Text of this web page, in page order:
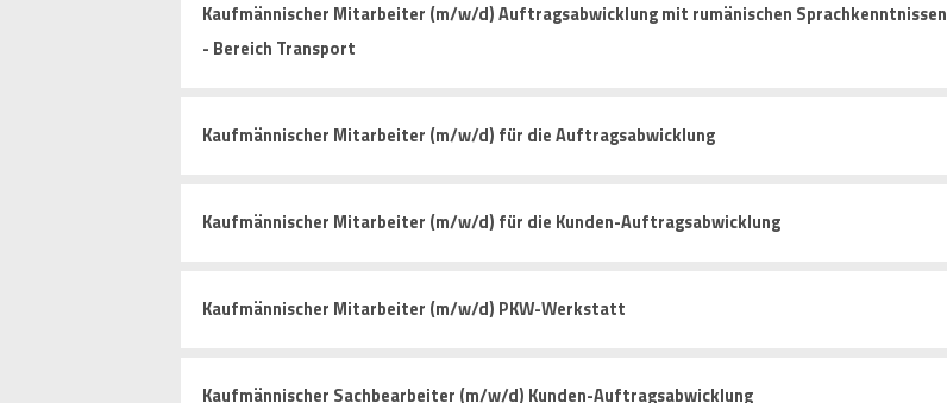
Kaufmännischer Mitarbeiter (m/w/d) Auftragsabwicklung mit rumänischen Sprachkenntnissen
- Bereich Transport
Kaufmännischer Mitarbeiter (m/w/d) für die Auftragsabwicklung
Kaufmännischer Mitarbeiter (m/w/d) für die Kunden-Auftragsabwicklung
Kaufmännischer Mitarbeiter (m/w/d) PKW-Werkstatt
Kaufmännischer Sachbearbeiter (m/w/d) Kunden-Auftragsabwicklung